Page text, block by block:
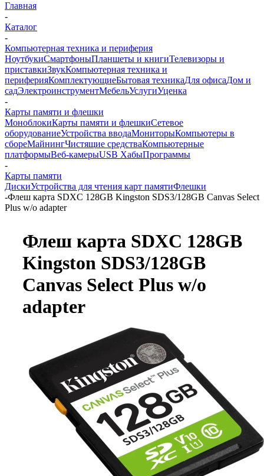
Главная
-
Каталог
-
Компьютерная техника и периферия
НоутбукиСмартфоныПланшеты и книгиТелевизоры и
приставкиЗвукКомпьютерная техника и
периферияКомплектующиеБытовая техникаДля офисаДом и
садЭлектроинструментМебельУслугиУценка
-
Карты памяти и флешки
МоноблокиКарты памяти и флешкиСетевое
оборудованиеУстройства вводаМониторыКомпьютеры в
сбореМайнингЧистящие средстваКомпьютерные
платформыВеб-камерыUSB ХабыПрограммы
-
Карты памяти
ДискиУстройства для чтения карт памятиФлешки
-Флеш карта SDXC 128GB Kingston SDS3/128GB Canvas Select
Plus w/o adapter
Флеш карта SDXC 128GB
Kingston SDS3/128GB
Canvas Select Plus w/o
adapter